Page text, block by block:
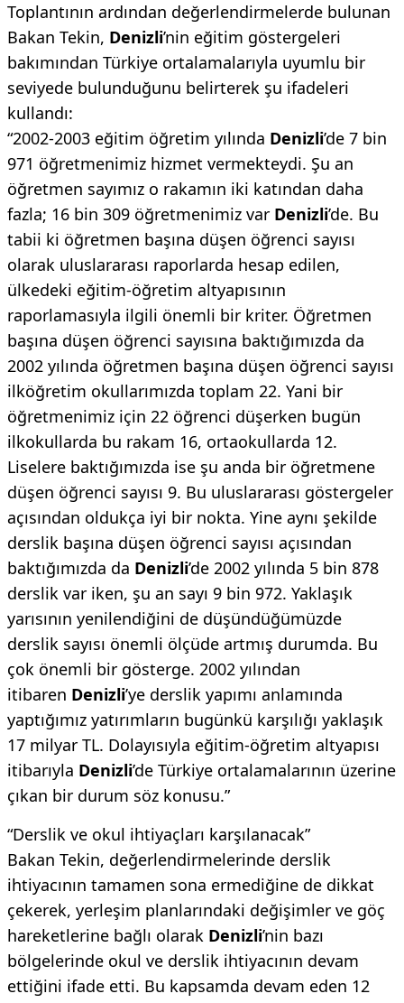
Toplantının ardından değerlendirmelerde bulunan
Bakan Tekin, Denizli’nin eğitim göstergeleri
bakımından Türkiye ortalamalarıyla uyumlu bir
seviyede bulunduğunu belirterek şu ifadeleri
kullandı:
“2002-2003 eğitim öğretim yılında Denizli’de 7 bin
971 öğretmenimiz hizmet vermekteydi. Şu an
öğretmen sayımız o rakamın iki katından daha
fazla; 16 bin 309 öğretmenimiz var Denizli’de. Bu
tabii ki öğretmen başına düşen öğrenci sayısı
olarak uluslararası raporlarda hesap edilen,
ülkedeki eğitim-öğretim altyapısının
raporlamasıyla ilgili önemli bir kriter. Öğretmen
başına düşen öğrenci sayısına baktığımızda da
2002 yılında öğretmen başına düşen öğrenci sayısı
ilköğretim okullarımızda toplam 22. Yani bir
öğretmenimiz için 22 öğrenci düşerken bugün
ilkokullarda bu rakam 16, ortaokullarda 12.
Liselere baktığımızda ise şu anda bir öğretmene
düşen öğrenci sayısı 9. Bu uluslararası göstergeler
açısından oldukça iyi bir nokta. Yine aynı şekilde
derslik başına düşen öğrenci sayısı açısından
baktığımızda da Denizli’de 2002 yılında 5 bin 878
derslik var iken, şu an sayı 9 bin 972. Yaklaşık
yarısının yenilendiğini de düşündüğümüzde
derslik sayısı önemli ölçüde artmış durumda. Bu
çok önemli bir gösterge. 2002 yılından
itibaren Denizli’ye derslik yapımı anlamında
yaptığımız yatırımların bugünkü karşılığı yaklaşık
17 milyar TL. Dolayısıyla eğitim-öğretim altyapısı
itibarıyla Denizli’de Türkiye ortalamalarının üzerine
çıkan bir durum söz konusu.”
“Derslik ve okul ihtiyaçları karşılanacak”
Bakan Tekin, değerlendirmelerinde derslik
ihtiyacının tamamen sona ermediğine de dikkat
çekerek, yerleşim planlarındaki değişimler ve göç
hareketlerine bağlı olarak Denizli’nin bazı
bölgelerinde okul ve derslik ihtiyacının devam
ettiğini ifade etti. Bu kapsamda devam eden 12